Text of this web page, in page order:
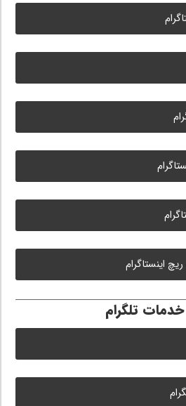
اینستاگرام
خدمات تلگرام